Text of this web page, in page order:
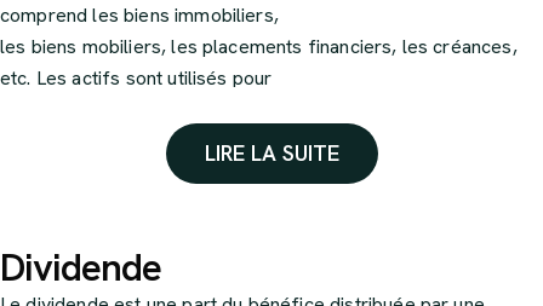
comprend les biens immobiliers,
les biens mobiliers, les placements financiers, les créances,
etc. Les actifs sont utilisés pour
LIRE LA SUITE
Dividende